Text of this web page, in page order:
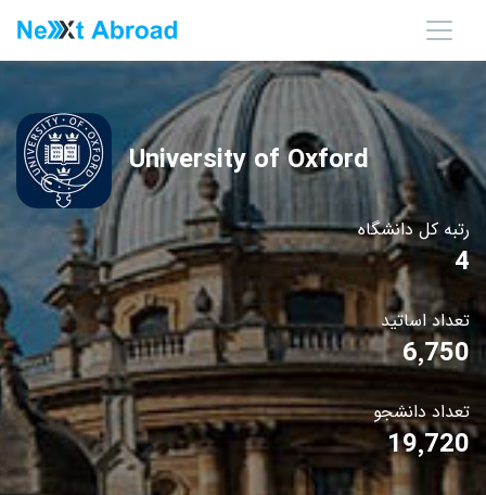
رتبه کل دانشگاه
4
تعداد اساتید
6٬750
تعداد دانشجو
19٬720
University of Oxford